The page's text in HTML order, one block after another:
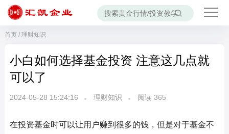
首页/ 理财知识
小白如何选择基金投资 注意这几点就
可以了
2024-05-28 15:24:16 理财知识 阅读 365
在投资基金时可以让用户赚到很多的钱，但是对于基金不